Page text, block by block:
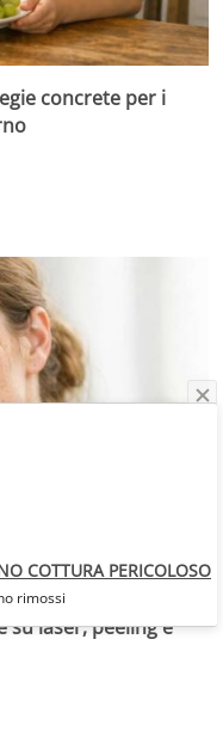
concrete per i
su laser, peeling e
COTTURA PERICOLOSO
rimossi